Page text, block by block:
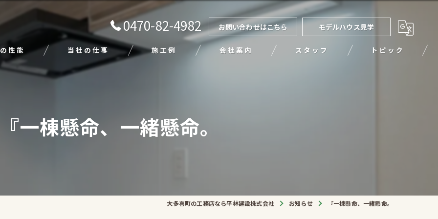
0470-82-4982 お問い合わせはこちら モデルハウス見学
性能 当社の仕事
エクステリア
施工例 会社案内 スタッフ トピック
一棟懸命、一緒懸命。
大多喜町の工務店なら平林建設株式会社 お知らせ 『一棟懸命、一緒懸命。